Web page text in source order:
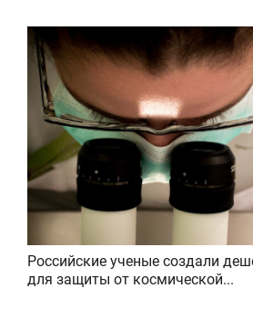
Российские ученые создали
для защиты от космической...